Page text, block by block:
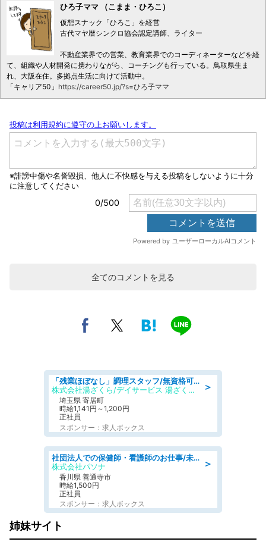
ひろ子ママ （こまま・ひろこ）
仮想スナック「ひろこ」を経営
古代マヤ暦シンクロ協会認定講師、ライター
不動産業界での営業、教育業界でのコーディネーターなどを経
て、組織や人材開発に携わりながら、コーチングも行っている。鳥取県生ま
れ、大阪在住。多拠点生活に向けて活動中。
「キャリア50」 https://career50.jp/?s=ひろ子ママ
全てのコメントを見る
＞
「残業ほぼなし」調理スタッフ/無資格可/正職員/日勤のみ/デイサービス/社会保障完備
株式会社湯ざくら/デイサービス 湯ざくらケアリゾート
埼玉県 寄居町
時給1,141円～1,200円
正社員
スポンサー：求人ボックス
＞
社団法人での保健師・看護師のお仕事/未経験OK/要資格:普通免許、保健師、正看護師
株式会社パソナ
香川県 善通寺市
時給1,500円
正社員
スポンサー：求人ボックス
姉妹サイト